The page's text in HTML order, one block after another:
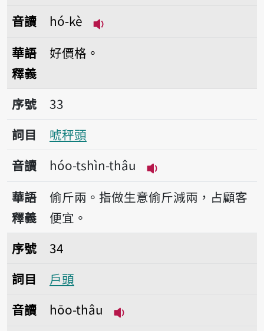
音讀
hó-kè
華語
釋義
好價格。
序號33唬秤頭
序號
33
詞目
唬秤頭
音讀
hóo-tshìn-thâu
播放音讀hóo-tshìn-
華語
釋義
偷斤兩。指做生意偷斤減兩，占顧客
便宜。
序號34戶頭
序號
34
詞目
戶頭
音讀
hōo-thâu